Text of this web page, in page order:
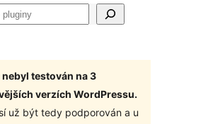
nebyl testován na 3
verzích WordPressu.
už být tedy podporován a u